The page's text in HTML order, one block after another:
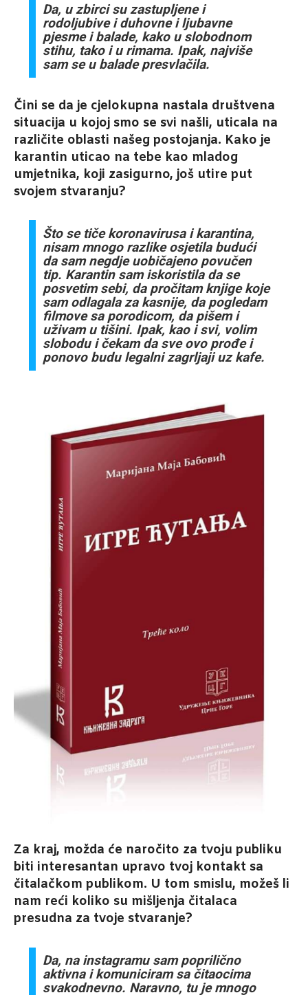
Da, u zbirci su zastupljene i
rodoljubive i duhovne i ljubavne
pjesme i balade, kako u slobodnom
stihu, tako i u rimama. Ipak, najviše
sam se u balade presvlačila.
Čini se da je cjelokupna nastala društvena
situacija u kojoj smo se svi našli, uticala na
različite oblasti našeg postojanja. Kako je
karantin uticao na tebe kao mladog
umjetnika, koji zasigurno, još utire put
svojem stvaranju?
Što se tiče koronavirusa i karantina,
nisam mnogo razlike osjetila budući
da samnegdje uobičajeno povučen
tip. Karantin sam iskoristila da se
posvetim sebi, da pročitam knjige koje
sam odlagala za kasnije, da pogledam
filmove sa porodicom, da pišem i
uživam u tišini. Ipak, kao i svi, volim
slobodu i čekam da sve ovo prođe i
ponovo budu legalni zagrljaji uz kafe.
Za kraj, možda će naročito za tvoju publiku
biti interesantan upravo tvoj kontakt sa
čitalačkom publikom. U tom smislu, možeš li
nam reći koliko su mišljenja čitalaca
presudna za tvoje stvaranje?
Da, na instagramu sam poprilično
aktivna i komuniciram sa čitaocima
svakodnevno. Naravno, tu je mnogo